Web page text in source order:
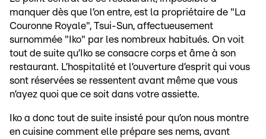
manquer dès que l’on entre, est la propriétaire de "La
Couronne Royale", Tsui-Sun, affectueusement
surnommée "Iko" par les nombreux habitués. On voit
tout de suite qu’Iko se consacre corps et âme à son
restaurant. L’hospitalité et l’ouverture d’esprit qui vous
sont réservées se ressentent avant même que vous
n’ayez quoi que ce soit dans votre assiette.
Iko a donc tout de suite insisté pour qu’on nous montre
en cuisine comment elle prépare ses nems, avant